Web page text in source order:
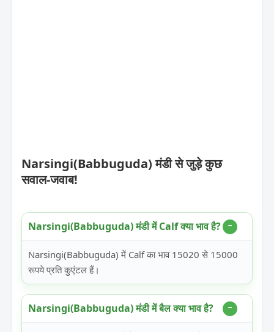
Narsingi(Babbuguda) मंडी से जुड़े कुछ
सवाल-जवाब!
Narsingi(Babbuguda) मंडी में Calf क्या भाव है?
Narsingi(Babbuguda) में Calf का भाव 15020 से 15000
रूपये प्रति कुएंटल हैं।
Narsingi(Babbuguda) मंडी में बैल क्या भाव है?